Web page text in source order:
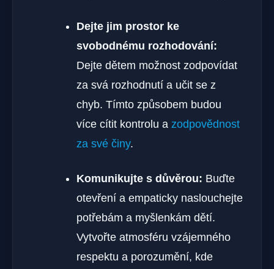
Dejte jim prostor ke
svobodnému rozhodování:
Dejte dětem možnost zodpovídat
za svá rozhodnutí a učit se z
chyb. Tímto způsobem budou
více cítit kontrolu a zodpovědnost
za své činy.
Komunikujte s důvěrou: Buďte
otevření a empaticky naslouchejte
potřebám a myšlenkám dětí.
Vytvořte atmosféru vzájemného
respektu a porozumění, kde